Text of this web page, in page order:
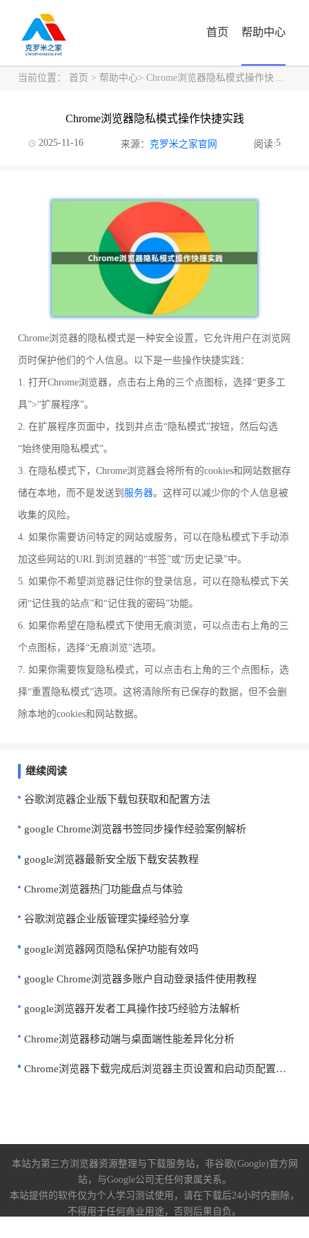
首页 帮助中心
当前位置： 首页 > 帮助中心> Chrome浏览器隐私模式操作快捷实践
Chrome浏览器隐私模式操作快捷实践
2025-11-16 来源： 克罗米之家官网 阅读:5
Chrome浏览器的隐私模式是一种安全设置，它允许用户在浏览网
页时保护他们的个人信息。以下是一些操作快捷实践：
1. 打开Chrome浏览器，点击右上角的三个点图标，选择“更多工
具”>“扩展程序”。
2. 在扩展程序页面中，找到并点击“隐私模式”按钮，然后勾选
“始终使用隐私模式”。
3. 在隐私模式下，Chrome浏览器会将所有的cookies和网站数据存
储在本地，而不是发送到 服务器。这样可以减少你的个人信息被
收集的风险。
4. 如果你需要访问特定的网站或服务，可以在隐私模式下手动添
加这些网站的URL到浏览器的“书签”或“历史记录”中。
5. 如果你不希望浏览器记住你的登录信息，可以在隐私模式下关
闭“记住我的站点”和“记住我的密码”功能。
6. 如果你希望在隐私模式下使用无痕浏览，可以点击右上角的三
个点图标，选择“无痕浏览”选项。
7. 如果你需要恢复隐私模式，可以点击右上角的三个点图标，选
择“重置隐私模式”选项。这将清除所有已保存的数据，但不会删
除本地的cookies和网站数据。
继续阅读
谷歌浏览器企业版下载包获取和配置方法
google Chrome浏览器书签同步操作经验案例解析
google浏览器最新安全版下载安装教程
Chrome浏览器热门功能盘点与体验
谷歌浏览器企业版管理实操经验分享
google浏览器网页隐私保护功能有效吗
google Chrome浏览器多账户自动登录插件使用教程
google浏览器开发者工具操作技巧经验方法解析
Chrome浏览器移动端与桌面端性能差异化分析
Chrome浏览器下载完成后浏览器主页设置和启动页配置详细教程
本站为第三方浏览器资源整理与下载服务站，非谷歌(Google)官方网
站，与Google公司无任何隶属关系。
本站提供的软件仅为个人学习测试使用，请在下载后24小时内删除，
不得用于任何商业用途，否则后果自负。